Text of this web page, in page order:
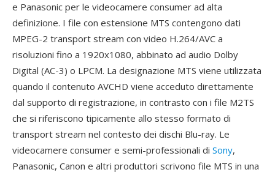
e Panasonic per le videocamere consumer ad alta
definizione. I file con estensione MTS contengono dati
MPEG-2 transport stream con video H.264/AVC a
risoluzioni fino a 1920x1080, abbinato ad audio Dolby
Digital (AC-3) o LPCM. La designazione MTS viene utilizzata
quando il contenuto AVCHD viene acceduto direttamente
dal supporto di registrazione, in contrasto con i file M2TS
che si riferiscono tipicamente allo stesso formato di
transport stream nel contesto dei dischi Blu-ray. Le
videocamere consumer e semi-professionali di Sony,
Panasonic, Canon e altri produttori scrivono file MTS in una